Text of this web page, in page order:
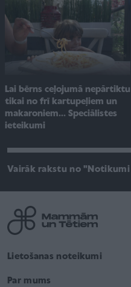
Lai bērns ceļojumā nepārtiktu
tikai no frī kartupeļiem un
makaroniem... Speciālistes
ieteikumi
Vairāk rakstu no
Lietošanas noteikumi
Par mums